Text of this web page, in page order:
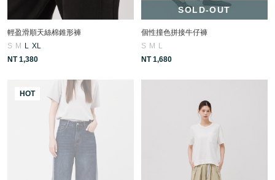
輕盈滑順天絲棉錐形褲
S M L
XL
NT 1,380
SOLD-OUT
個性撞色拼接牛仔褲
S M L
NT 1,680
HOT